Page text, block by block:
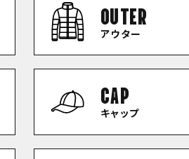
OUTER
アウター
CAP
キャップ